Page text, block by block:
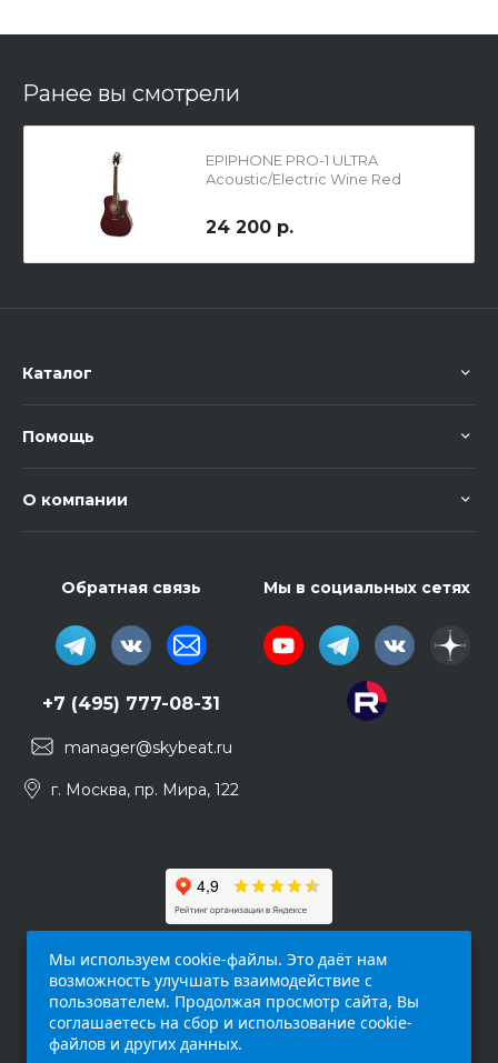
Ранее вы смотрели
EPIPHONE PRO-1 ULTRA
Acoustic/Electric Wine Red
24 200 р.
Каталог
Помощь
О компании
Обратная связь
+7 (495) 777-08-31
manager@skybeat.ru
г. Москва, пр. Мира, 122
Мы в социальных сетях
Мы используем cookie-файлы. Это даёт нам
возможность улучшать взаимодействие с
пользователем. Продолжая просмотр сайта, Вы
соглашаетесь на сбор и использование cookie-
файлов и других данных.